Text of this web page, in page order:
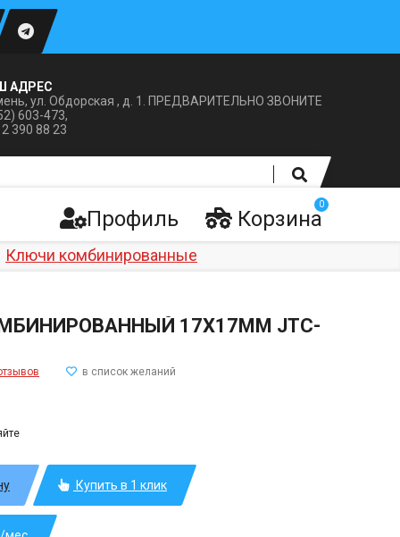
АДРЕС
ул. Обдорская , д. 1. ПРЕДВАРИТЕЛЬНО ЗВОНИТЕ
603-473,
390 88 23
Корзина
0
Профиль
Ключи комбинированные
17Х17ММ JTC-
Купить в 1 клик